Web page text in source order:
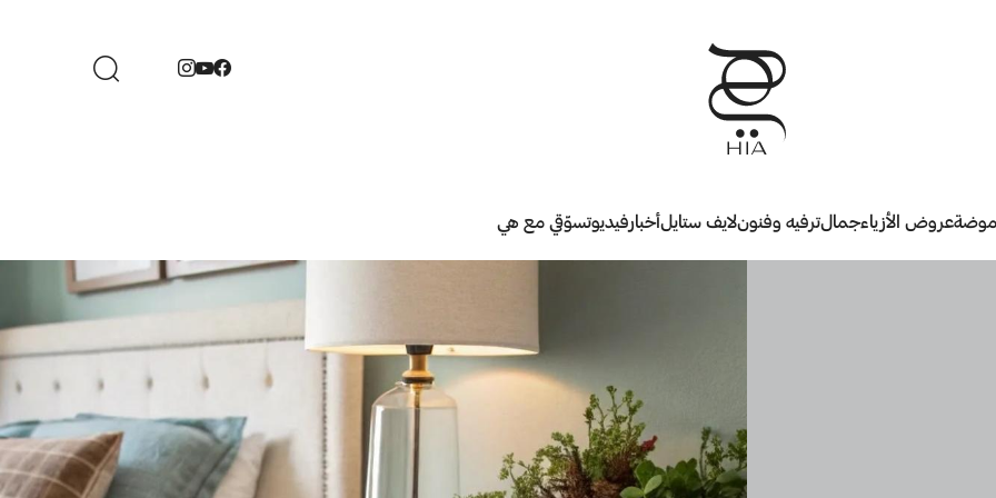
موضةعروض الأزياءجمالترفيه وفنونلايف ستايلأخبارفيديوتسوّقي مع هي